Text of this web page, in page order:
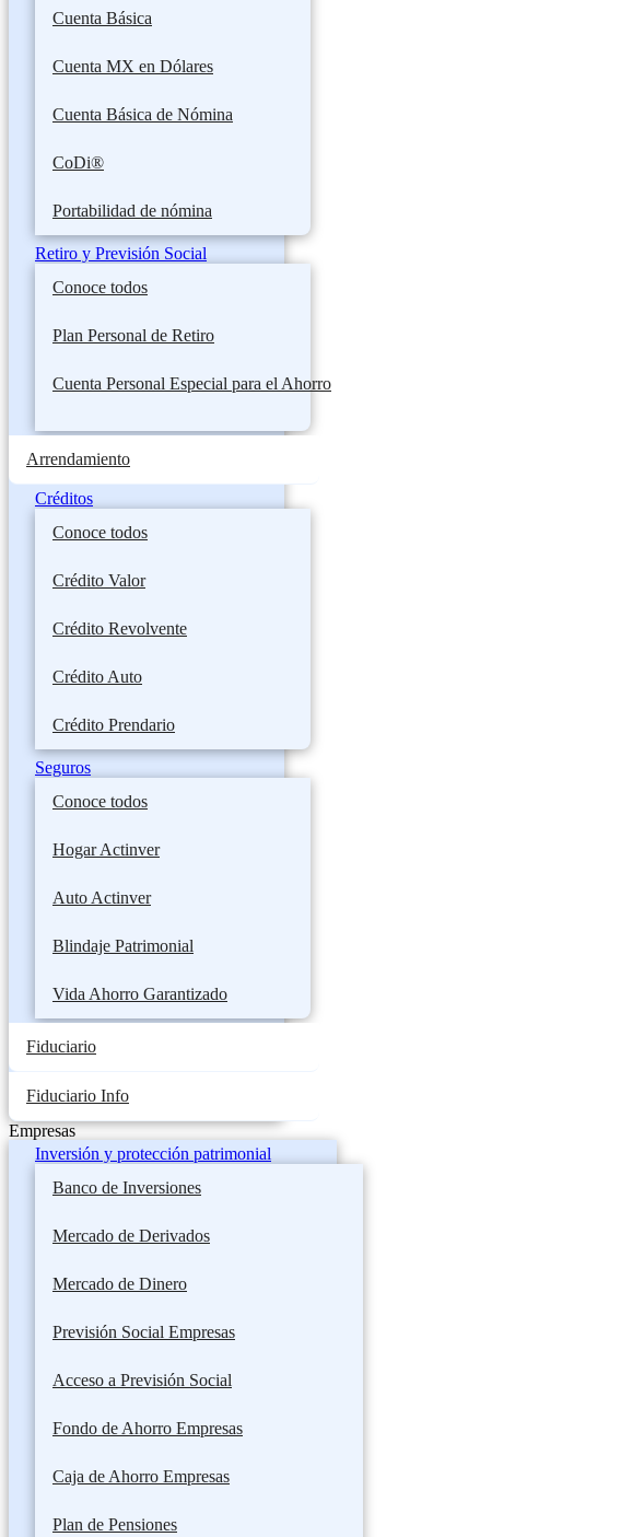
Cuenta Básica
Cuenta MX en Dólares
Cuenta Básica de Nómina
CoDi®
Portabilidad de nómina
Retiro y Previsión Social
Conoce todos
Plan Personal de Retiro
Cuenta Personal Especial para el Ahorro
Arrendamiento
Créditos
Conoce todos
Crédito Valor
Crédito Revolvente
Crédito Auto
Crédito Prendario
Seguros
Conoce todos
Hogar Actinver
Auto Actinver
Blindaje Patrimonial
Vida Ahorro Garantizado
Fiduciario
Fiduciario Info
Empresas
Inversión y protección patrimonial
Banco de Inversiones
Mercado de Derivados
Mercado de Dinero
Previsión Social Empresas
Acceso a Previsión Social
Fondo de Ahorro Empresas
Caja de Ahorro Empresas
Plan de Pensiones